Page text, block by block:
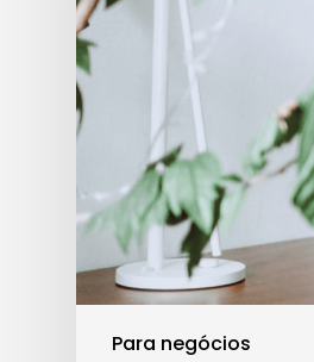
Para negócios